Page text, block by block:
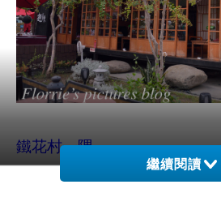
鐵花村一隅
繼續閱讀